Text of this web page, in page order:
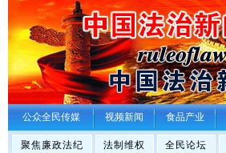
公众全民传媒 视频新闻 食品产业
聚焦廉政法纪 法制维权 全民论坛